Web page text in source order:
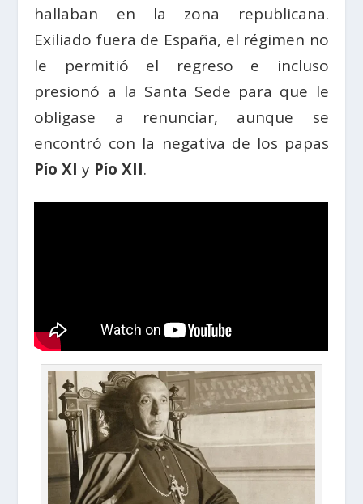
hallaban en la zona republicana.
Exiliado fuera de España, el régimen no
le permitió el regreso e incluso
presionó a la Santa Sede para que le
obligase a renunciar, aunque se
encontró con la negativa de los papas
Pío XI y Pío XII.